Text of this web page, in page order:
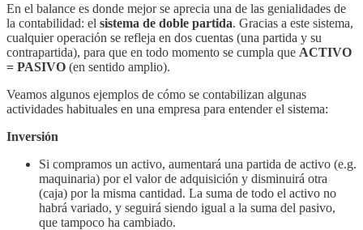
En el balance es donde mejor se aprecia una de las genialidades de
la contabilidad: el sistema de doble partida. Gracias a este sistema,
cualquier operación se refleja en dos cuentas (una partida y su
contrapartida), para que en todo momento se cumpla que ACTIVO
= PASIVO (en sentido amplio).
Veamos algunos ejemplos de cómo se contabilizan algunas
actividades habituales en una empresa para entender el sistema:
Inversión
Si compramos un activo, aumentará una partida de activo (e.g.
maquinaria) por el valor de adquisición y disminuirá otra
(caja) por la misma cantidad. La suma de todo el activo no
habrá variado, y seguirá siendo igual a la suma del pasivo,
que tampoco ha cambiado.